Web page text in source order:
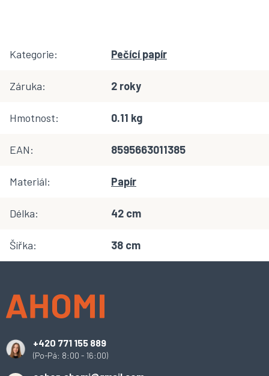
Kategorie: Pečící papír
Záruka: 2 roky
Hmotnost: 0.11 kg
EAN: 8595663011385
Materiál: Papír
Délka: 42 cm
Šířka: 38 cm
+420 771 155 889
(Po-Pá: 8:00 - 16:00)